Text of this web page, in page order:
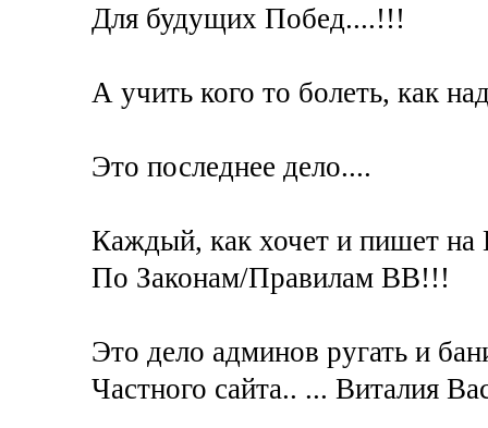
Для будущих Побед....!!!
А учить кого то болеть, как
Это последнее дело....
Каждый, как хочет и пишет на
По Законам/Правилам ВВ!!!
Это дело админов ругать и
Частного сайта.. ... Виталия